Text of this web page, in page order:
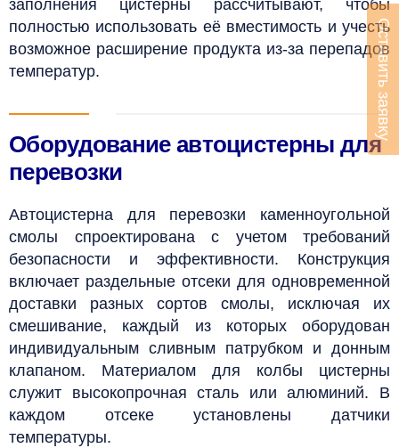
заполнения цистерны рассчитывают, чтобы
полностью использовать её вместимость и учесть
возможное расширение продукта из-за перепадов
температур.
Оборудование автоцистерны для
перевозки
Автоцистерна для перевозки каменноугольной
смолы спроектирована с учетом требований
безопасности и эффективности. Конструкция
включает раздельные отсеки для одновременной
доставки разных сортов смолы, исключая их
смешивание, каждый из которых оборудован
индивидуальным сливным патрубком и донным
клапаном. Материалом для колбы цистерны
служит высокопрочная сталь или алюминий. В
каждом отсеке установлены датчики
температуры.
Оставить заявку